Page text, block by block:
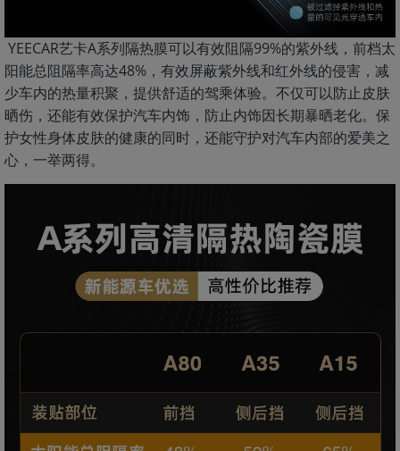
YEECAR艺卡A系列隔热膜可以有效阻隔99%的紫外线，前档太
阳能总阻隔率高达48%，有效屏蔽紫外线和红外线的侵害，减
少车内的热量积聚，提供舒适的驾乘体验。不仅可以防止皮肤
晒伤，还能有效保护汽车内饰，防止内饰因长期暴晒老化。保
护女性身体皮肤的健康的同时，还能守护对汽车内部的爱美之
心，一举两得。